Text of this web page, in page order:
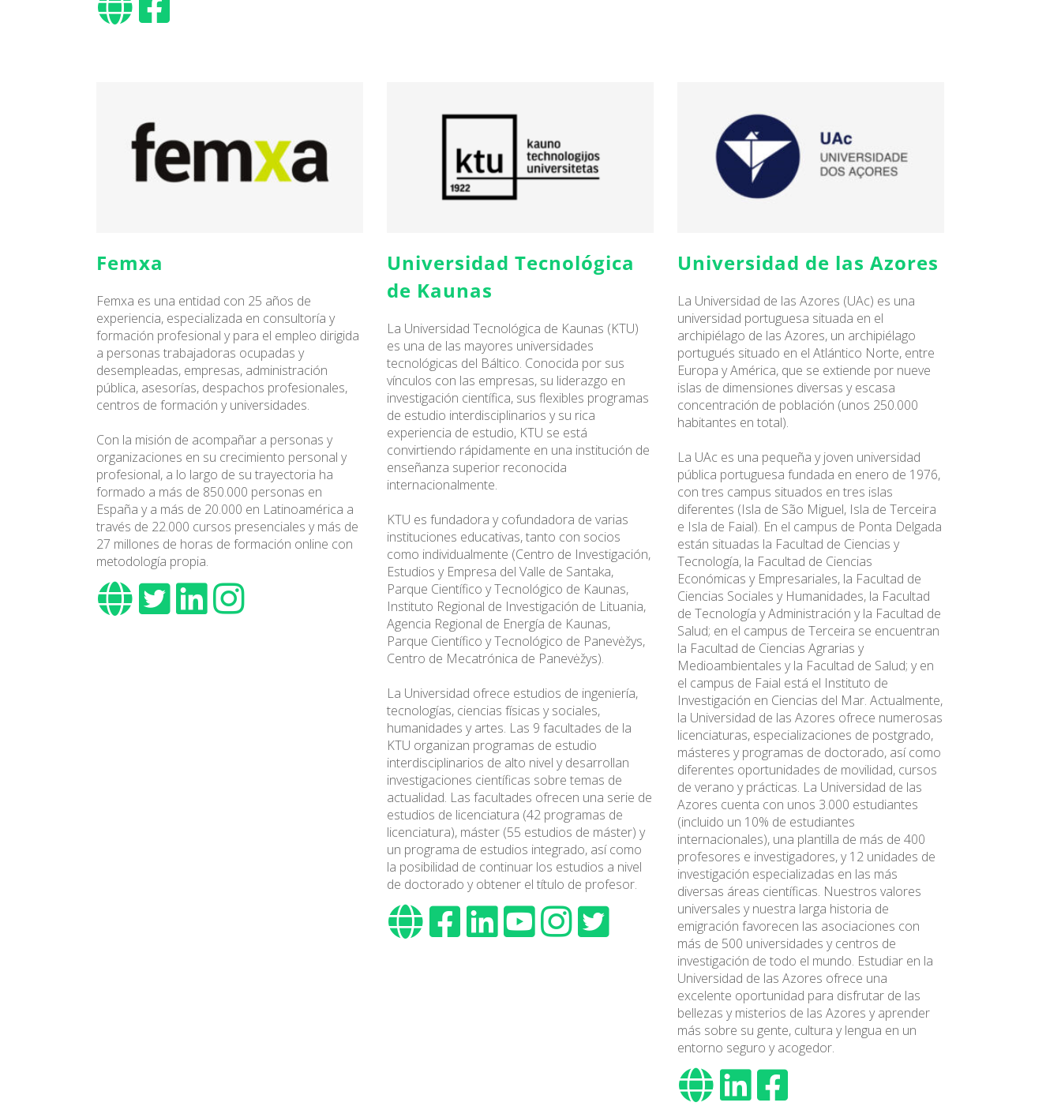
Femxa
Femxa es una entidad con 25 años de
experiencia, especializada en consultoría y
formación profesional y para el empleo dirigida
a personas trabajadoras ocupadas y
desempleadas, empresas, administración
pública, asesorías, despachos profesionales,
centros de formación y universidades.
Con la misión de acompañar a personas y
organizaciones en su crecimiento personal y
profesional, a lo largo de su trayectoria ha
formado a más de 850.000 personas en
España y a más de 20.000 en Latinoamérica a
través de 22.000 cursos presenciales y más de
27 millones de horas de formación online con
metodología propia.
Universidad Tecnológica
de Kaunas
La Universidad Tecnológica de Kaunas (KTU)
es una de las mayores universidades
tecnológicas del Báltico. Conocida por sus
vínculos con las empresas, su liderazgo en
investigación científica, sus flexibles programas
de estudio interdisciplinarios y su rica
experiencia de estudio, KTU se está
convirtiendo rápidamente en una institución de
enseñanza superior reconocida
internacionalmente.
KTU es fundadora y cofundadora de varias
instituciones educativas, tanto con socios
como individualmente (Centro de Investigación,
Estudios y Empresa del Valle de Santaka,
Parque Científico y Tecnológico de Kaunas,
Instituto Regional de Investigación de Lituania,
Agencia Regional de Energía de Kaunas,
Parque Científico y Tecnológico de Panevėžys,
Centro de Mecatrónica de Panevėžys).
La Universidad ofrece estudios de ingeniería,
tecnologías, ciencias físicas y sociales,
humanidades y artes. Las 9 facultades de la
KTU organizan programas de estudio
interdisciplinarios de alto nivel y desarrollan
investigaciones científicas sobre temas de
actualidad. Las facultades ofrecen una serie de
estudios de licenciatura (42 programas de
licenciatura), máster (55 estudios de máster) y
un programa de estudios integrado, así como
la posibilidad de continuar los estudios a nivel
de doctorado y obtener el título de profesor.
Universidad de las Azores
La Universidad de las Azores (UAc) es una
universidad portuguesa situada en el
archipiélago de las Azores, un archipiélago
portugués situado en el Atlántico Norte, entre
Europa y América, que se extiende por nueve
islas de dimensiones diversas y escasa
concentración de población (unos 250.000
habitantes en total).
La UAc es una pequeña y joven universidad
pública portuguesa fundada en enero de 1976,
con tres campus situados en tres islas
diferentes (Isla de São Miguel, Isla de Terceira
e Isla de Faial). En el campus de Ponta Delgada
están situadas la Facultad de Ciencias y
Tecnología, la Facultad de Ciencias
Económicas y Empresariales, la Facultad de
Ciencias Sociales y Humanidades, la Facultad
de Tecnología y Administración y la Facultad de
Salud; en el campus de Terceira se encuentran
la Facultad de Ciencias Agrarias y
Medioambientales y la Facultad de Salud; y en
el campus de Faial está el Instituto de
Investigación en Ciencias del Mar. Actualmente,
la Universidad de las Azores ofrece numerosas
licenciaturas, especializaciones de postgrado,
másteres y programas de doctorado, así como
diferentes oportunidades de movilidad, cursos
de verano y prácticas. La Universidad de las
Azores cuenta con unos 3.000 estudiantes
(incluido un 10% de estudiantes
internacionales), una plantilla de más de 400
profesores e investigadores, y 12 unidades de
investigación especializadas en las más
diversas áreas científicas. Nuestros valores
universales y nuestra larga historia de
emigración favorecen las asociaciones con
más de 500 universidades y centros de
investigación de todo el mundo. Estudiar en la
Universidad de las Azores ofrece una
excelente oportunidad para disfrutar de las
bellezas y misterios de las Azores y aprender
más sobre su gente, cultura y lengua en un
entorno seguro y acogedor.